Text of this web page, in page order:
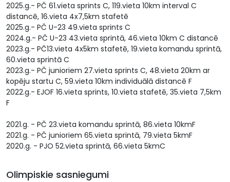
2025.g.- PČ 61.vieta sprints C, 119.vieta 10km interval C
distancē, 16.vieta 4x7,5km stafetē
2025.g.- PČ U-23 49.vieta sprints C
2024.g.- PČ U-23 43.vieta sprintā, 46.vieta 10km C distancē
2023.g.- PČ13.vieta 4x5km stafetē, 19.vieta komandu sprintā,
60.vieta sprintā C
2023.g.- PČ junioriem 27.vieta sprints C, 48.vieta 20km ar
kopēju startu C, 59.vieta 10km individuālā distancē F
2022.g.- EJOF 16.vieta sprints, 10.vieta stafetē, 35.vieta 7,5km
F
2021.g. - PČ 23.vieta komandu sprintā, 86.vieta 10kmF
2021.g. - PČ junioriem 65.vieta sprintā, 79.vieta 5kmF
2020.g. - PJO 52.vieta sprintā, 66.vieta 5kmC
Olimpiskie sasniegumi